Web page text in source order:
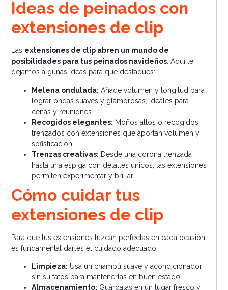
Ideas de peinados con
extensiones de clip
Las extensiones de clip abren un mundo de
posibilidades para tus peinados navideños . Aquí te
dejamos algunas ideas para que destaques:
Melena ondulada: Añade volumen y longitud para
lograr ondas suaves y glamorosas, ideales para
cenas y reuniones.
Recogidos elegantes: Moños altos o recogidos
trenzados con extensiones que aportan volumen y
sofisticación.
Trenzas creativas: Desde una corona trenzada
hasta una espiga con detalles únicos, las extensiones
permiten experimentar y brillar.
Cómo cuidar tus
extensiones de clip
Para que tus extensiones luzcan perfectas en cada ocasión,
es fundamental darles el cuidado adecuado:
Limpieza: Usa un champú suave y acondicionador
sin sulfatos para mantenerlas en buen estado.
Almacenamiento: Guárdalas en un lugar fresco y